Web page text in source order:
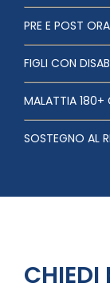
PRE E POST
FIGLI CON
MALATTIA 180+
SOSTEGNO AL
CHIEDI